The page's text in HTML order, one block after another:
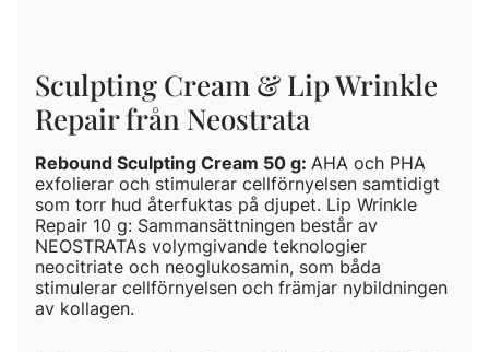
Sculpting Cream & Lip Wrinkle
Repair från Neostrata
Rebound Sculpting Cream 50 g: AHA och PHA
exfolierar och stimulerar cellförnyelsen samtidigt
som torr hud återfuktas på djupet. Lip Wrinkle
Repair 10 g: Sammansättningen består av
NEOSTRATAs volymgivande teknologier
neocitriate och neoglukosamin, som båda
stimulerar cellförnyelsen och främjar nybildningen
av kollagen.